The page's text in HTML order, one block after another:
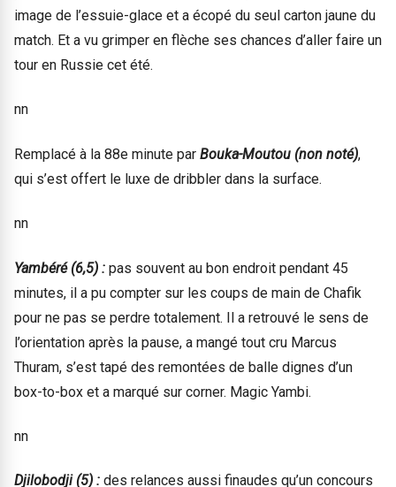
image de l’essuie-glace et a écopé du seul carton jaune du
match. Et a vu grimper en flèche ses chances d’aller faire un
tour en Russie cet été.
nn
Remplacé à la 88e minute par Bouka-Moutou (non noté),
qui s’est offert le luxe de dribbler dans la surface.
nn
Yambéré (6,5) : pas souvent au bon endroit pendant 45
minutes, il a pu compter sur les coups de main de Chafik
pour ne pas se perdre totalement. Il a retrouvé le sens de
l’orientation après la pause, a mangé tout cru Marcus
Thuram, s’est tapé des remontées de balle dignes d’un
box-to-box et a marqué sur corner. Magic Yambi.
nn
Djilobodji (5) : des relances aussi finaudes qu’un concours